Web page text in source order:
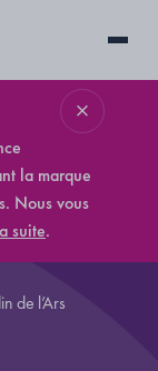
la marque
Nous vous
suite.
de l’Ars